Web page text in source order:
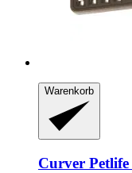
Warenkorb
Curver Petlife